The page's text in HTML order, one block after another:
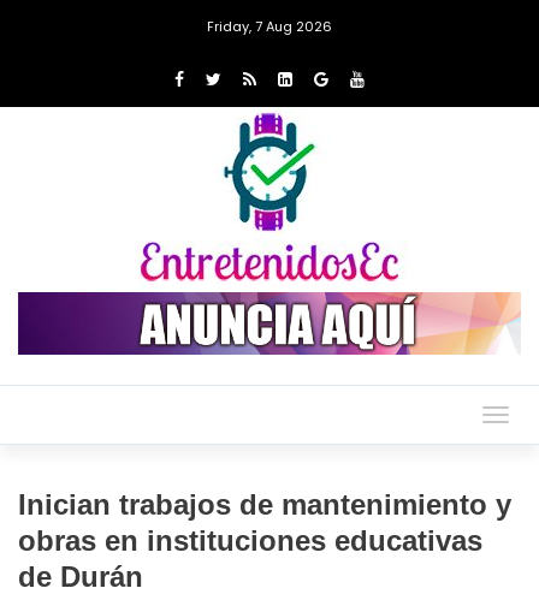
Friday, 7 Aug 2026
Inician trabajos de mantenimiento y
obras en instituciones educativas
de Durán